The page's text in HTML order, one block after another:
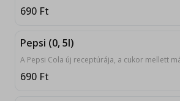
690 Ft
Pepsi (0, 5l)
690 Ft